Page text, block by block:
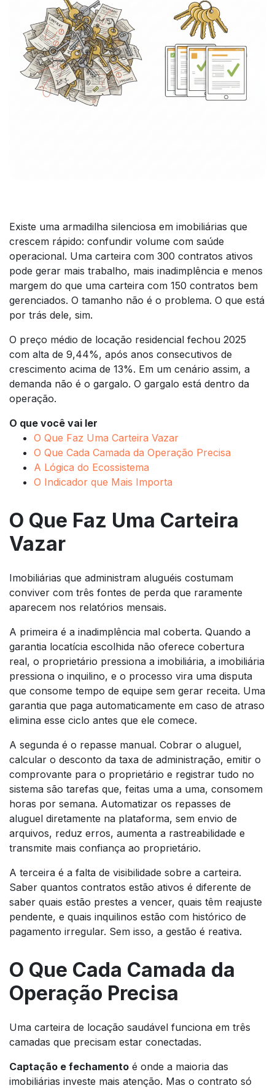
Existe uma armadilha silenciosa em imobiliárias que
crescem rápido: confundir volume com saúde
operacional. Uma carteira com 300 contratos ativos
pode gerar mais trabalho, mais inadimplência e menos
margem do que uma carteira com 150 contratos bem
gerenciados. O tamanho não é o problema. O que está
por trás dele, sim.
O preço médio de locação residencial fechou 2025
com alta de 9,44%, após anos consecutivos de
crescimento acima de 13%. Em um cenário assim, a
demanda não é o gargalo. O gargalo está dentro da
operação.
O que você vai ler
O Que Faz Uma Carteira Vazar
O Que Cada Camada da Operação Precisa
A Lógica do Ecossistema
O Indicador que Mais Importa
O Que Faz Uma Carteira
Vazar
Imobiliárias que administram aluguéis costumam
conviver com três fontes de perda que raramente
aparecem nos relatórios mensais.
A primeira é a inadimplência mal coberta. Quando a
garantia locatícia escolhida não oferece cobertura
real, o proprietário pressiona a imobiliária, a imobiliária
pressiona o inquilino, e o processo vira uma disputa
que consome tempo de equipe sem gerar receita. Uma
garantia que paga automaticamente em caso de atraso
elimina esse ciclo antes que ele comece.
A segunda é o repasse manual. Cobrar o aluguel,
calcular o desconto da taxa de administração, emitir o
comprovante para o proprietário e registrar tudo no
sistema são tarefas que, feitas uma a uma, consomem
horas por semana. Automatizar os repasses de
aluguel diretamente na plataforma, sem envio de
arquivos, reduz erros, aumenta a rastreabilidade e
transmite mais confiança ao proprietário.
A terceira é a falta de visibilidade sobre a carteira.
Saber quantos contratos estão ativos é diferente de
saber quais estão prestes a vencer, quais têm reajuste
pendente, e quais inquilinos estão com histórico de
pagamento irregular. Sem isso, a gestão é reativa.
O Que Cada Camada da
Operação Precisa
Uma carteira de locação saudável funciona em três
camadas que precisam estar conectadas.
Captação e fechamento é onde a maioria das
imobiliárias investe mais atenção. Mas o contrato só